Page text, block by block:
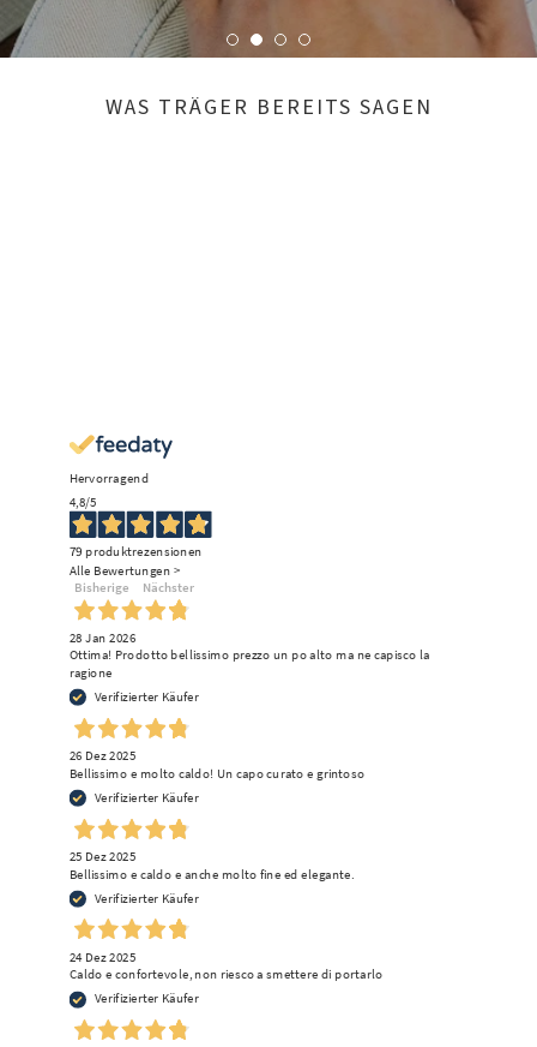
WAS TRÄGER BEREITS SAGEN
Hervorragend
4,8/5
79 produktrezensionen
Alle Bewertungen >
Bisherige Nächster
28 Jan 2026
Ottima! Prodotto bellissimo prezzo un po alto ma ne capisco la
ragione
Verifizierter Käufer
26 Dez 2025
Bellissimo e molto caldo! Un capo curato e grintoso
Verifizierter Käufer
25 Dez 2025
Bellissimo e caldo e anche molto fine ed elegante.
Verifizierter Käufer
24 Dez 2025
Caldo e confortevole, non riesco a smettere di portarlo
Verifizierter Käufer